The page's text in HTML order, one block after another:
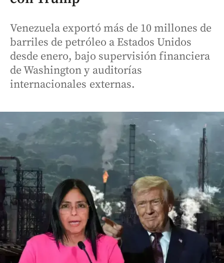
Venezuela exportó más de 10 millones de
barriles de petróleo a Estados Unidos
desde enero, bajo supervisión financiera
de Washington y auditorías
internacionales externas.